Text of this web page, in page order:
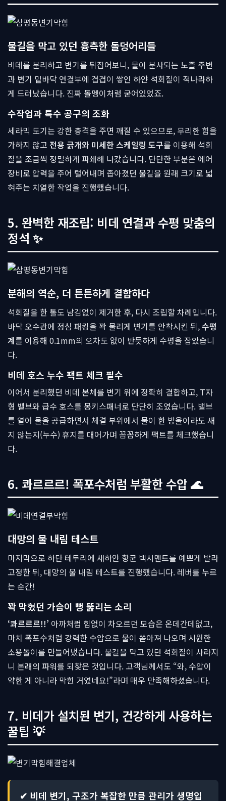
물길을 막고 있던 흉측한 돌덩어리들
비데를 분리하고 변기를 뒤집어보니, 물이 분사되는 노즐 주변
과 변기 밑바닥 연결부에 겹겹이 쌓인 하얀 석회질이 적나라하
게 드러났습니다. 진짜 돌멩이처럼 굳어있었죠.
수작업과 특수 공구의 조화
세라믹 도기는 강한 충격을 주면 깨질 수 있으므로, 무리한 힘을
가하지 않고 전용 긁개와 미세한 스케일링 도구를 이용해 석회
질을 조금씩 정밀하게 파쇄해 나갔습니다. 단단한 부분은 에어
장비로 압력을 주어 털어내며 좁아졌던 물길을 원래 크기로 넓
혀주는 치열한 작업을 진행했습니다.
5. 완벽한 재조립: 비데 연결과 수평 맞춤의
정석 ✨
분해의 역순, 더 튼튼하게 결합하다
석회질을 한 톨도 남김없이 제거한 후, 다시 조립할 차례입니다.
바닥 오수관에 정심 패킹을 꽉 물리게 변기를 안착시킨 뒤,수평
계를 이용해 0.1mm의 오차도 없이 반듯하게 수평을 잡았습니
다.
비데 호스 누수 팩트 체크 필수
이어서 분리했던 비데 본체를 변기 위에 정확히 결합하고, T자
형 밸브와 급수 호스를 몽키스패너로 단단히 조였습니다. 밸브
를 열어 물을 공급하면서 체결 부위에서 물이 한 방울이라도 새
지 않는지(누수) 휴지를 대어가며 꼼꼼하게 팩트를 체크했습니
다.
6. 콰르르르! 폭포수처럼 부활한 수압 🌊
대망의 물 내림 테스트
마지막으로 하단 테두리에 새하얀 항균 백시멘트를 예쁘게 발라
고정한 뒤, 대망의 물 내림 테스트를 진행했습니다. 레버를 누르
는 순간!
꽉 막혔던 가슴이 뻥 뚫리는 소리
‘콰르르르!!’ 아까처럼 힘없이 차오르던 모습은 온데간데없고,
마치 폭포수처럼 강력한 수압으로 물이 쏟아져 나오며 시원한
소용돌이를 만들어냈습니다. 물길을 막고 있던 석회질이 사라지
니 본래의 파워를 되찾은 것입니다. 고객님께서도 “와, 수압이
약한 게 아니라 막힌 거였네요!”라며 매우 만족해하셨습니다.
7. 비데가 설치된 변기, 건강하게 사용하는
꿀팁 💡
✔ 비데 변기, 구조가 복잡한 만큼 관리가 생명입